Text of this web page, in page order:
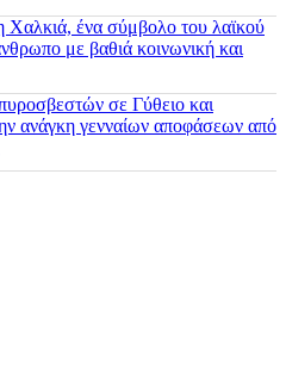
Χαλκιά, ένα σύμβολο του λαϊκού
με βαθιά κοινωνική και
σε Γύθειο και
ανάγκη γενναίων αποφάσεων από